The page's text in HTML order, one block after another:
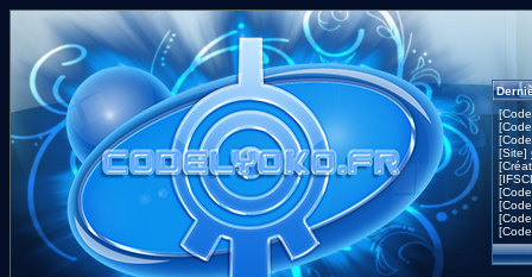
[Site]